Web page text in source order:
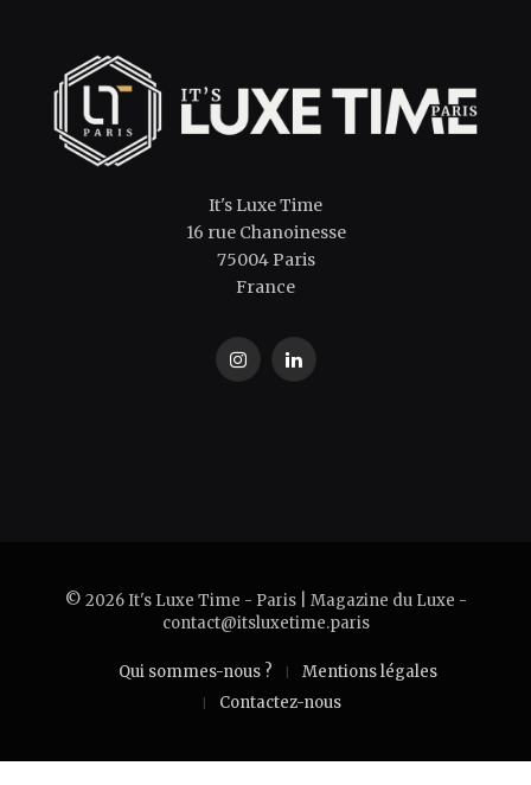
It's Luxe Time
16 rue Chanoinesse
75004 Paris
France
InstagramLinkedIn
© 2026 It's Luxe Time - Paris | Magazine du Luxe -
contact@itsluxetime.paris
Qui sommes-nous ?
Mentions légales
Contactez-nous